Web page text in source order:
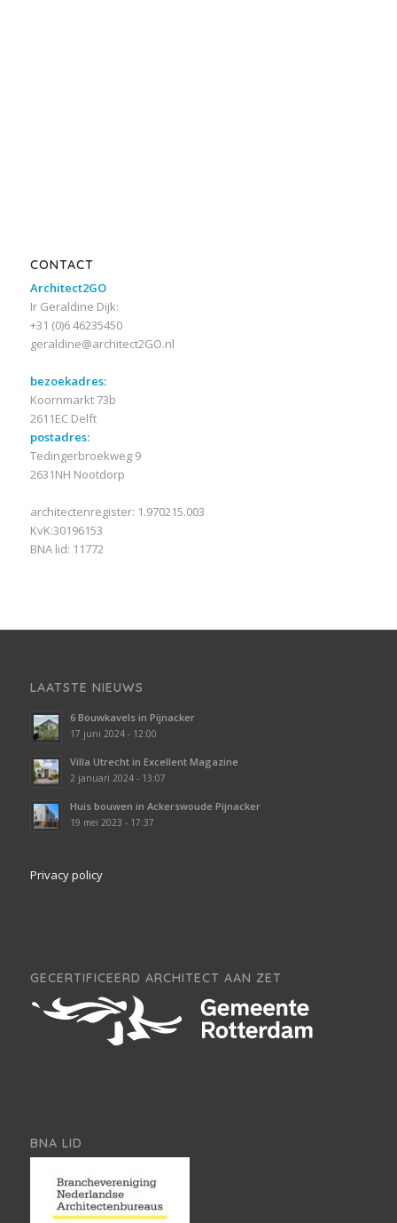
CONTACT
Architect2GO
Ir Geraldine Dijk:
+31 (0)6 46235450
geraldine@architect2GO.nl
bezoekadres:
Koornmarkt 73b
2611EC Delft
postadres:
Tedingerbroekweg 9
2631NH Nootdorp
architectenregister: 1.970215.003
KvK:30196153
BNA lid: 11772
LAATSTE NIEUWS
6 Bouwkavels in Pijnacker
17 juni 2024 - 12:00
Villa Utrecht in Excellent Magazine
2 januari 2024 - 13:07
Huis bouwen in Ackerswoude Pijnacker
19 mei 2023 - 17:37
Privacy policy
GECERTIFICEERD ARCHITECT AAN ZET
BNA LID